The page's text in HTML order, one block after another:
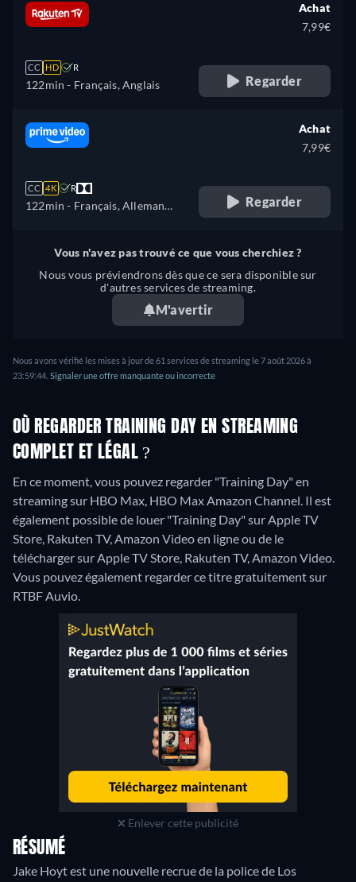
CC HD R
122min - Français, Anglais
Achat
7,99€
Regarder
CC 4K R
122min - Français, Allemand,
Achat
7,99€
Regarder
Vous n'avez pas trouvé ce que vous cherchiez ?
Nous vous préviendrons dès que ce sera disponible sur
d'autres services de streaming.
M'avertir
Nous avons vérifié les mises à jour de 61 services de streaming le 7 août 2026 à
23:59:44. Signaler une offre manquante ou incorrecte
OÙ REGARDER TRAINING DAY EN STREAMING
COMPLET ET LÉGAL ?
En ce moment, vous pouvez regarder "Training Day" en
streaming sur HBO Max, HBO Max Amazon Channel. Il est
également possible de louer "Training Day" sur Apple TV
Store, Rakuten TV, Amazon Video en ligne ou de le
télécharger sur Apple TV Store, Rakuten TV, Amazon Video.
Vous pouvez également regarder ce titre gratuitement sur
RTBF Auvio.
Enlever cette publicité
RÉSUMÉ
Jake Hoyt est une nouvelle recrue de la police de Los